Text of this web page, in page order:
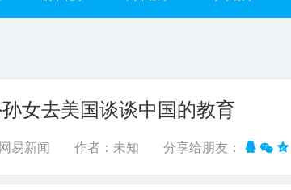
女去美国谈谈中国的教育
网易新闻 作者： 未知 分享给朋友：